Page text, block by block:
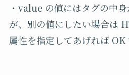
・ value の値にはタグの中
が、別の値にしたい場合は
属性を指定してあげればOK